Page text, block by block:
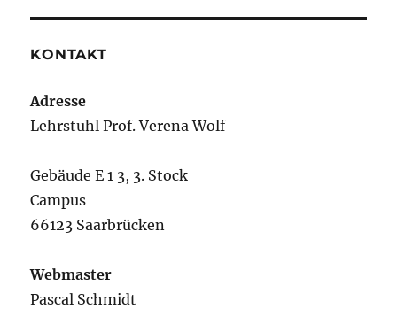
KONTAKT
Adresse
Lehrstuhl Prof. Verena Wolf
Gebäude E 1 3, 3. Stock
Campus
66123 Saarbrücken
Webmaster
Pascal Schmidt